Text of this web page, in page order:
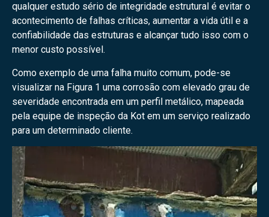
qualquer estudo sério de integridade estrutural é evitar o
acontecimento de falhas críticas, aumentar a vida útil e a
confiabilidade das estruturas e alcançar tudo isso com o
menor custo possível.
Como exemplo de uma falha muito comum, pode-se
visualizar na Figura 1 uma corrosão com elevado grau de
severidade encontrada em um perfil metálico, mapeada
pela equipe de inspeção da Kot em um serviço realizado
para um determinado cliente.